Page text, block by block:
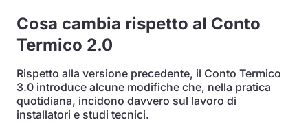
Cosa cambia rispetto al Conto
Termico 2.0
Rispetto alla versione precedente, il Conto Termico
3.0 introduce alcune modifiche che, nella pratica
quotidiana, incidono davvero sul lavoro di
installatori e studi tecnici.